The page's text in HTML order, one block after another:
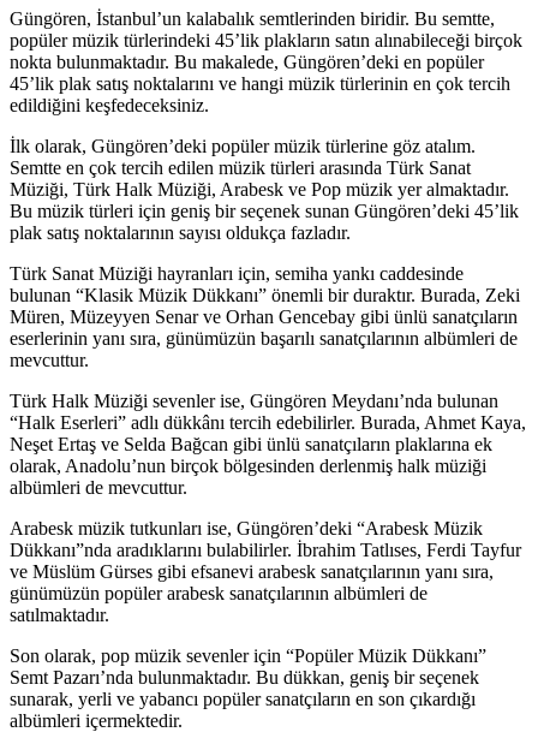
Güngören, İstanbul’un kalabalık semtlerinden biridir. Bu semtte,
popüler müzik türlerindeki 45’lik plakların satın alınabileceği birçok
nokta bulunmaktadır. Bu makalede, Güngören’deki en popüler
45’lik plak satış noktalarını ve hangi müzik türlerinin en çok tercih
edildiğini keşfedeceksiniz.
İlk olarak, Güngören’deki popüler müzik türlerine göz atalım.
Semtte en çok tercih edilen müzik türleri arasında Türk Sanat
Müziği, Türk Halk Müziği, Arabesk ve Pop müzik yer almaktadır.
Bu müzik türleri için geniş bir seçenek sunan Güngören’deki 45’lik
plak satış noktalarının sayısı oldukça fazladır.
Türk Sanat Müziği hayranları için, semiha yankı caddesinde
bulunan “Klasik Müzik Dükkanı” önemli bir duraktır. Burada, Zeki
Müren, Müzeyyen Senar ve Orhan Gencebay gibi ünlü sanatçıların
eserlerinin yanı sıra, günümüzün başarılı sanatçılarının albümleri de
mevcuttur.
Türk Halk Müziği sevenler ise, Güngören Meydanı’nda bulunan
“Halk Eserleri” adlı dükkânı tercih edebilirler. Burada, Ahmet Kaya,
Neşet Ertaş ve Selda Bağcan gibi ünlü sanatçıların plaklarına ek
olarak, Anadolu’nun birçok bölgesinden derlenmiş halk müziği
albümleri de mevcuttur.
Arabesk müzik tutkunları ise, Güngören’deki “Arabesk Müzik
Dükkanı”nda aradıklarını bulabilirler. İbrahim Tatlıses, Ferdi Tayfur
ve Müslüm Gürses gibi efsanevi arabesk sanatçılarının yanı sıra,
günümüzün popüler arabesk sanatçılarının albümleri de
satılmaktadır.
Son olarak, pop müzik sevenler için “Popüler Müzik Dükkanı”
Semt Pazarı’nda bulunmaktadır. Bu dükkan, geniş bir seçenek
sunarak, yerli ve yabancı popüler sanatçıların en son çıkardığı
albümleri içermektedir.